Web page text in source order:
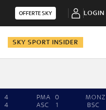
OFFERTE SKY LOGIN
SKY SPORT INSIDER
4
4
PMA
0
ASC
1
MONZ
BSC